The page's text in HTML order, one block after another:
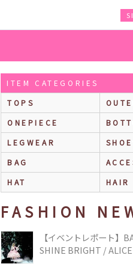
ITEM CATEGORIES
TOPS
ONEPIECE
LEGWEAR
BAG
HAT
HAIR
FASHION
【イベントレポート】
SHINE BRIGHT /